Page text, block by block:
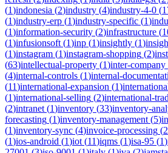
(1)indonesia (2)industry (4)industry-4-0 (
(1)industry-erp (1)industry-specific (1)
(1)information-security (2)infrastructure (
(1)infusionsoft (1)inp (1)insightly (1)
(1)instagram (1)instagram-shopping (2)
(63)intellectual-property (1)inter-company
(4)internal-controls (1)internal-
(11)international-expansion (1)
(1)international-selling (2)international-
(2)intranet (1)inventory (33)inventory-
forecasting (1)inventory-management (5)
(1)inventory-sync (4)invoice-processing (2
(1)ios-android (1)iot (11)iqms (1)isa-95 (1)